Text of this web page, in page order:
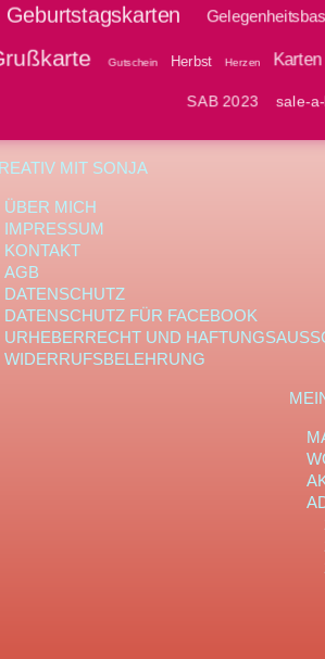
Geburtstagskarten
Gutschein Herbst Herzen Karten
SAB 2023 sale-
MIT SONJA
ÜBER MICH
IMPRESSUM
KONTAKT
AGB
DATENSCHUTZ
DATENSCHUTZ FÜR FACEBOOK
URHEBERRECHT UND
WIDERRUFSBELEHRUNG